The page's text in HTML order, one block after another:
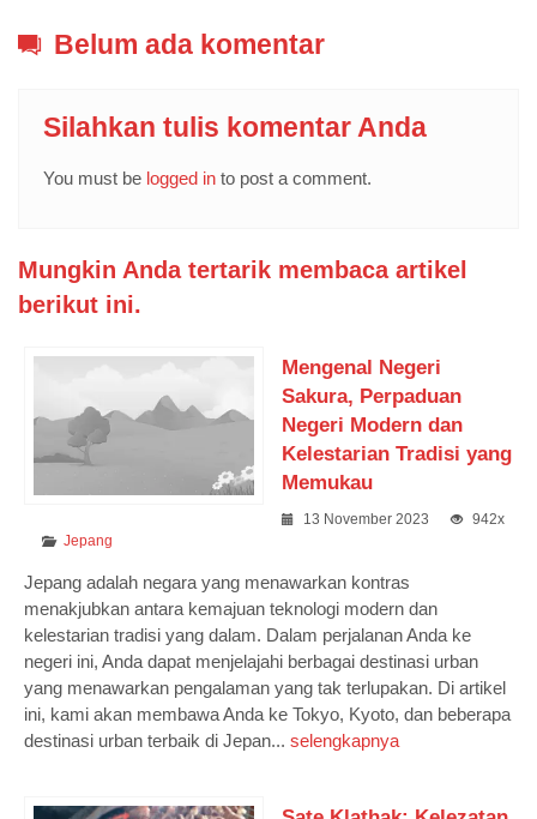
Belum ada komentar
Silahkan tulis komentar Anda
You must be logged in to post a comment.
Mungkin Anda tertarik membaca artikel
berikut ini.
Mengenal Negeri
Sakura, Perpaduan
Negeri Modern dan
Kelestarian Tradisi yang
Memukau
13 November 2023
942x
Jepang
Jepang adalah negara yang menawarkan kontras
menakjubkan antara kemajuan teknologi modern dan
kelestarian tradisi yang dalam. Dalam perjalanan Anda ke
negeri ini, Anda dapat menjelajahi berbagai destinasi urban
yang menawarkan pengalaman yang tak terlupakan. Di artikel
ini, kami akan membawa Anda ke Tokyo, Kyoto, dan beberapa
destinasi urban terbaik di Jepan... selengkapnya